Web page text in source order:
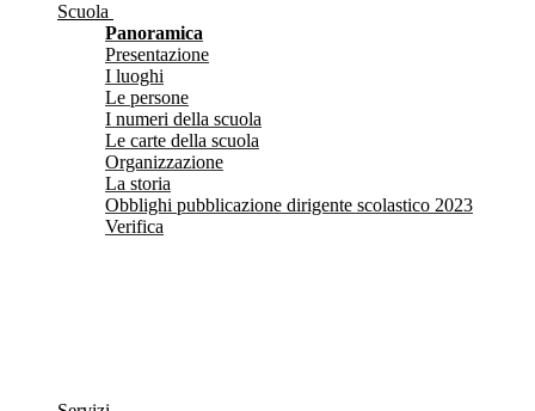
Scuola
Panoramica
Presentazione
I luoghi
Le persone
I numeri della scuola
Le carte della scuola
Organizzazione
La storia
Obblighi pubblicazione dirigente scolastico 2023
Verifica